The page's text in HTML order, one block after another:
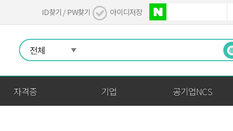
ID찾기 / PW찾기 아이디저장
자격증 기업 공기업NCS